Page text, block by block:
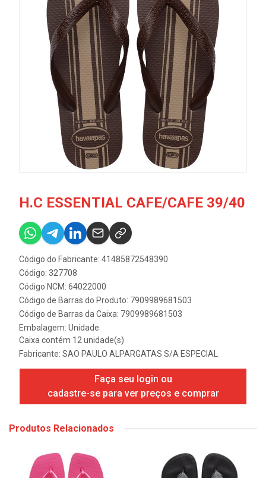
H.C ESSENTIAL CAFE/CAFE 39/40
Código do Fabricante: 41485872548390
Código: 327708
Código NCM: 64022000
Código de Barras do Produto: 7909989681503
Código de Barras da Caixa: 7909989681503
Embalagem: Unidade
Caixa contém 12 unidade(s)
Fabricante: SAO PAULO ALPARGATAS S/A ESPECIAL
Faça seu login ou
cadastre-se para ver preços e comprar
Produtos Relacionados